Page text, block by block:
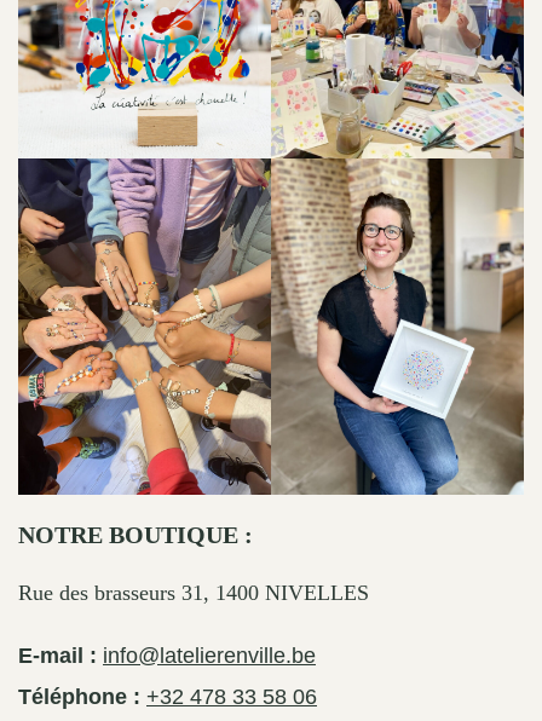
NOTRE BOUTIQUE :
Rue des brasseurs 31, 1400 NIVELLES
E-mail : info@latelierenville.be
Téléphone : +32 478 33 58 06